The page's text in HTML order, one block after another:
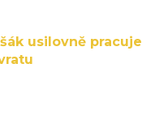
usilovně pracuje